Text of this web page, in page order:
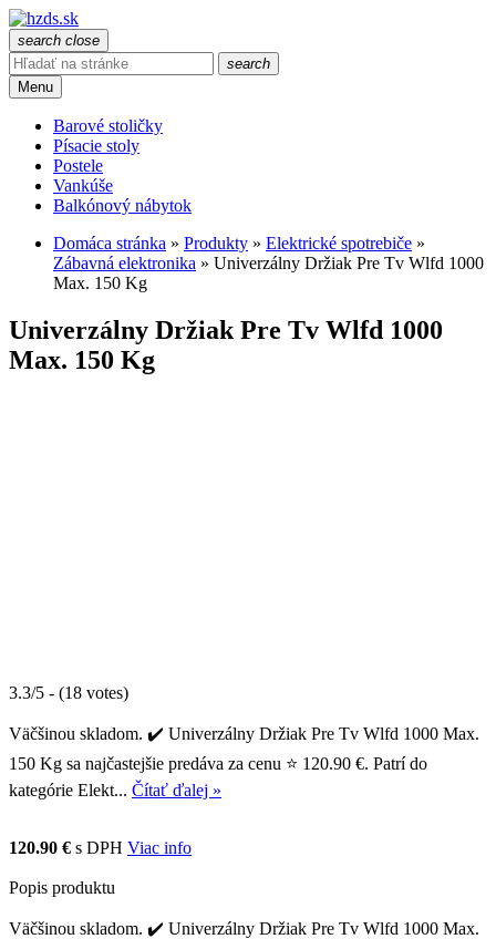
search close
search
Menu
Barové stoličky
Písacie stoly
Postele
Vankúše
Balkónový nábytok
Domáca stránka » Produkty » Elektrické spotrebiče »
Zábavná elektronika » Univerzálny Držiak Pre Tv Wlfd 1000
Max. 150 Kg
Univerzálny Držiak Pre Tv Wlfd 1000
Max. 150 Kg
3.3/5 - (18 votes)
Väčšinou skladom. ✔️ Univerzálny Držiak Pre Tv Wlfd 1000 Max.
150 Kg sa najčastejšie predáva za cenu ⭐ 120.90 €. Patrí do
kategórie Elekt... Čítať ďalej »
120.90 € s DPH Viac info
Popis produktu
Väčšinou skladom. ✔️ Univerzálny Držiak Pre Tv Wlfd 1000 Max.